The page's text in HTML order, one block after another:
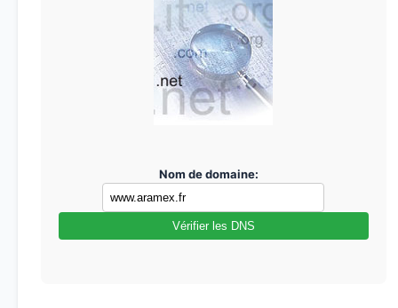
Nom de domaine:
Vérifier les DNS